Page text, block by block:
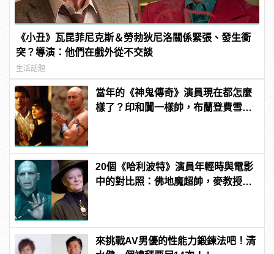
《小丑》瓦昆菲尼克斯＆勞勃狄尼洛關係緊張、發生衝
突？導演：他們在戲外從不交談
生活話題
當年的《神鬼傳奇》演員現在都怎麼
樣了？印和闐一樣帥，布蘭登費雪大
20個《哈利波特》演員年輕時與電影
中的對比照：佛地魔超帥，麥教授根
來挑戰AV男優的性能力鍛鍊法吧！清